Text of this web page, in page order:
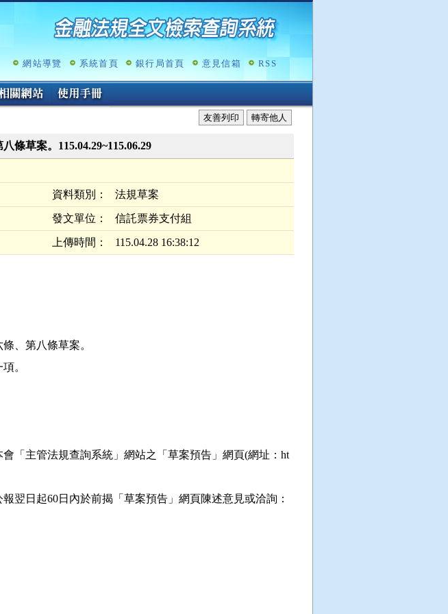
網站導覽 系統首頁 銀行局首頁 意見信箱 RSS
友善列印 轉寄他人
條草案。115.04.29~115.06.29
資料類別： 法規草案
發文單位： 信託票券支付組
上傳時間： 115.04.28 16:38:12
、第八條草案。
。
「主管法規查詢系統」網站之「草案預告」網頁(網址：ht
翌日起60日內於前揭「草案預告」網頁陳述意見或洽詢：